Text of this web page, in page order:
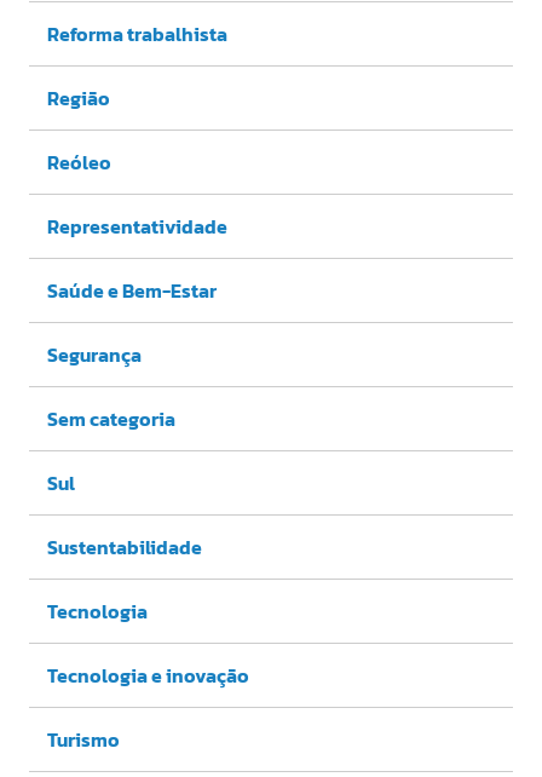
Reforma trabalhista
Região
Reóleo
Representatividade
Saúde e Bem-Estar
Segurança
Sem categoria
Sul
Sustentabilidade
Tecnologia
Tecnologia e inovação
Turismo